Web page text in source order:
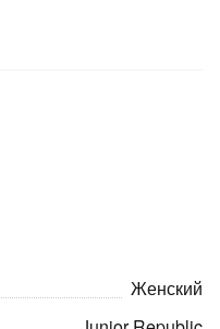
Женский